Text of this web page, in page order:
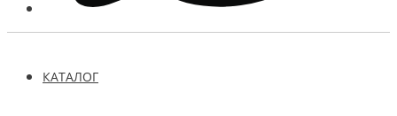
КАТАЛОГ